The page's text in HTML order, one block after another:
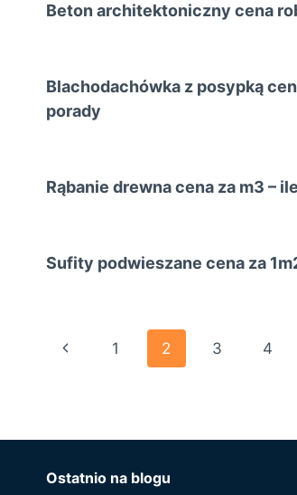
Beton architektoniczny cena
Blachodachówka z posypką
porady
Rąbanie drewna cena za m3 –
Sufity podwieszane cena za
Nawigacja
Poprzednia
1 2 3 4
Ostatnio na blogu